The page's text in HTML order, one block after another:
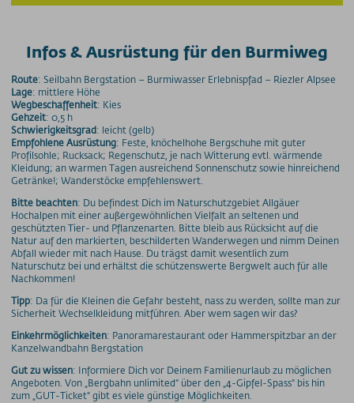
Infos & Ausrüstung für den Burmiweg
Route: Seilbahn Bergstation – Burmiwasser Erlebnispfad – Riezler Alpsee
Lage: mittlere Höhe
Wegbeschaffenheit: Kies
Gehzeit: 0,5 h
Schwierigkeitsgrad: leicht (gelb)
Empfohlene Ausrüstung: Feste, knöchelhohe Bergschuhe mit guter
Profilsohle; Rucksack; Regenschutz, je nach Witterung evtl. wärmende
Kleidung; an warmen Tagen ausreichend Sonnenschutz sowie hinreichend
Getränke!; Wanderstöcke empfehlenswert.
Bitte beachten: Du befindest Dich im Naturschutzgebiet Allgäuer
Hochalpen mit einer außergewöhnlichen Vielfalt an seltenen und
geschützten Tier- und Pflanzenarten. Bitte bleib aus Rücksicht auf die
Natur auf den markierten, beschilderten Wanderwegen und nimm Deinen
Abfall wieder mit nach Hause. Du trägst damit wesentlich zum
Naturschutz bei und erhältst die schützenswerte Bergwelt auch für alle
Nachkommen!
Tipp: Da für die Kleinen die Gefahr besteht, nass zu werden, sollte man zur
Sicherheit Wechselkleidung mitführen. Aber wem sagen wir das?
Einkehrmöglichkeiten: Panoramarestaurant oder Hammerspitzbar an der
Kanzelwandbahn Bergstation
Gut zu wissen: Informiere Dich vor Deinem Familienurlaub zu möglichen
Angeboten. Von „Bergbahn unlimited“ über den „4-Gipfel-Spass“ bis hin
zum „GUT-Ticket“ gibt es viele günstige Möglichkeiten.